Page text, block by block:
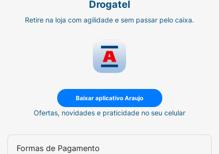
Drogatel
Retire na loja com agilidade e sem passar pelo caixa.
Baixar aplicativo Araujo
Ofertas, novidades e praticidade no seu celular
Formas de Pagamento